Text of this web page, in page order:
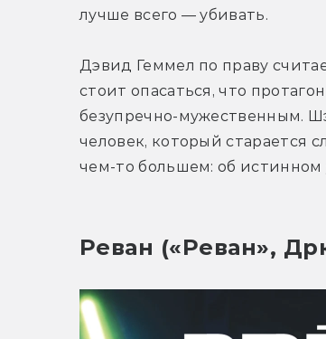
лучше всего — убивать.
Дэвид Геммел по праву
стоит опасаться, что
безупречно-мужественным.
человек, который старается
чем-то большем: об
Реван («Реван»,